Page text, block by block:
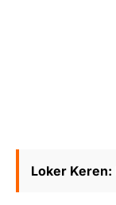
Loker Keren: